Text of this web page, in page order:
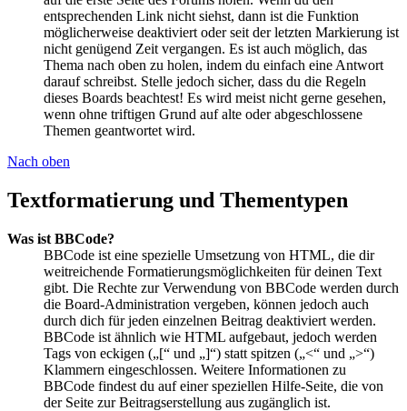
entsprechenden Link nicht siehst, dann ist die Funktion
möglicherweise deaktiviert oder seit der letzten Markierung ist
nicht genügend Zeit vergangen. Es ist auch möglich, das
Thema nach oben zu holen, indem du einfach eine Antwort
darauf schreibst. Stelle jedoch sicher, dass du die Regeln
dieses Boards beachtest! Es wird meist nicht gerne gesehen,
wenn ohne triftigen Grund auf alte oder abgeschlossene
Themen geantwortet wird.
Nach oben
Textformatierung und Thementypen
Was ist BBCode?
BBCode ist eine spezielle Umsetzung von HTML, die dir
weitreichende Formatierungsmöglichkeiten für deinen Text
gibt. Die Rechte zur Verwendung von BBCode werden durch
die Board-Administration vergeben, können jedoch auch
durch dich für jeden einzelnen Beitrag deaktiviert werden.
BBCode ist ähnlich wie HTML aufgebaut, jedoch werden
Tags von eckigen („[“ und „]“) statt spitzen („<“ und „>“)
Klammern eingeschlossen. Weitere Informationen zu
BBCode findest du auf einer speziellen Hilfe-Seite, die von
der Seite zur Beitragserstellung aus zugänglich ist.